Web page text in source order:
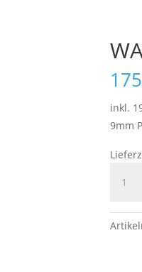
inkl.
9mm
P99
Menge